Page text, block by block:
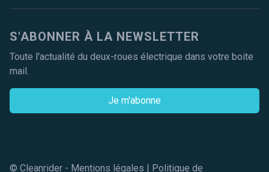
S'ABONNER À LA NEWSLETTER
Toute l'actualité du deux-roues électrique dans votre boite
mail.
Je m'abonne
© Cleanrider - Mentions légales Politique de